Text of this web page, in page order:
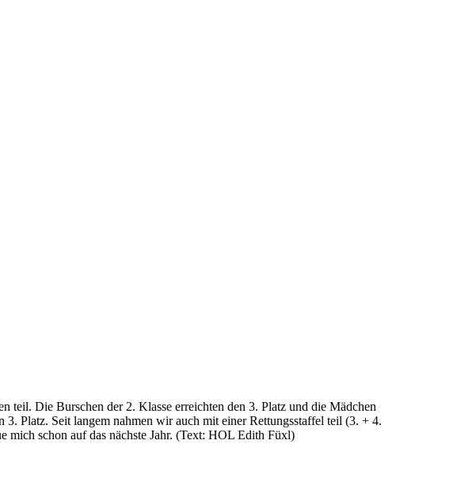
Die Burschen der 2. Klasse erreichten den 3. Platz und die Mädchen
Platz. Seit langem nahmen wir auch mit einer Rettungsstaffel teil (3. + 4.
mich schon auf das nächste Jahr. (Text: HOL Edith Füxl)